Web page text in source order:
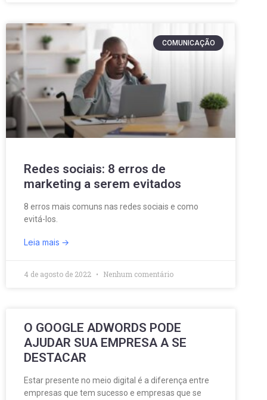
COMUNICAÇÃO
Redes sociais: 8 erros de
marketing a serem evitados
8 erros mais comuns nas redes sociais e como
evitá-los.
Leia mais
4 de agosto de 2022 Nenhum comentário
O GOOGLE ADWORDS PODE
AJUDAR SUA EMPRESA A SE
DESTACAR
Estar presente no meio digital é a diferença entre
empresas que tem sucesso e empresas que se